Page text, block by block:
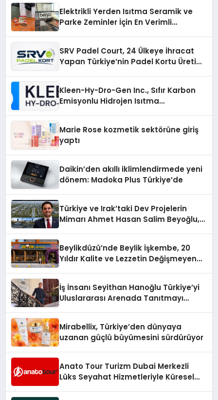
Elektrikli Yerden Isıtma Seramik ve
Parke Zeminler İçin En Verimli
SRV Padel Court, 24 Ülkeye İhracat
Yapan Türkiye’nin Padel Kortu Üretim
Kleen-Hy-Dro-Gen Inc., Sıfır Karbon
Emisyonlu Hidrojen Isıtma
Marie Rose kozmetik sektörüne giriş
yaptı
Daikin’den akıllı iklimlendirmede yeni
dönem: Madoka Plus Türkiye’de
Türkiye ve Irak’taki Dev Projelerin
Mimarı Ahmet Hasan Salim Beyoğlu,
Hayata Geçirecek
Beylikdüzü’nde Beylik İşkembe, 20
Yıldır Kalite ve Lezzetin Değişmeyen
İş İnsanı Seyithan Hanoğlu Türkiye’yi
Uluslararası Arenada Tanıtmayı
Mirabellix, Türkiye’den dünyaya
uzanan güçlü büyümesini sürdürüyor
Anato Tour Turizm Dubai Merkezli
Lüks Seyahat Hizmetleriyle Küresel